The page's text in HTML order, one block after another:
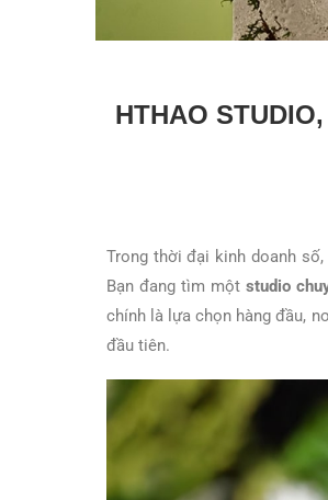
HTHAO
Trong thời đại kinh doanh
Bạn đang tìm một studio
chính là lựa chọn hàng đầu,
đầu tiên.